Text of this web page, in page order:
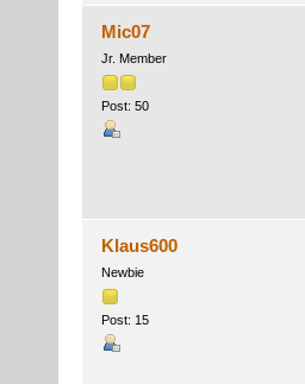
Mic07
Jr. Member
Post: 50
Klaus600
Newbie
Post: 15